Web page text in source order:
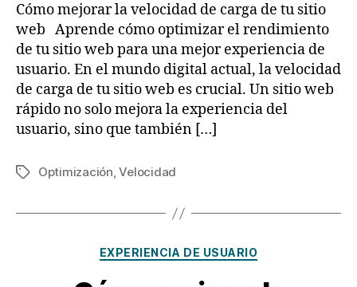
Cómo mejorar la velocidad de carga de tu sitio
web Aprende cómo optimizar el rendimiento
de tu sitio web para una mejor experiencia de
usuario. En el mundo digital actual, la velocidad
de carga de tu sitio web es crucial. Un sitio web
rápido no solo mejora la experiencia del
usuario, sino que también […]
Optimización,Velocidad
EXPERIENCIA DE USUARIO